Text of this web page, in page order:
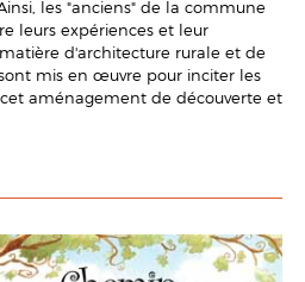
les "anciens" de la commune
leurs expériences et leur
d'architecture rurale et de
mis en œuvre pour inciter les
aménagement de découverte et